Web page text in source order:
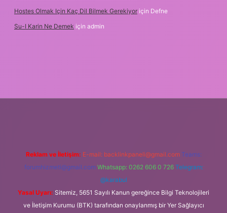
Hostes Olmak Için Kaç Dil Bilmek Gerekiyor için Defne
Su-I Karin Ne Demek için admin
Reklam ve İletişim: E-mail: backlinkpaneli@gmail.com Teams:
forumhizmeti@gmail.com Whatsapp: 0262 606 0 726 Telegram:
@karabul
Yasal Uyarı: Sitemiz, 5651 Sayılı Kanun gereğince Bilgi Teknolojileri
ve İletişim Kurumu (BTK) tarafından onaylanmış bir Yer Sağlayıcı